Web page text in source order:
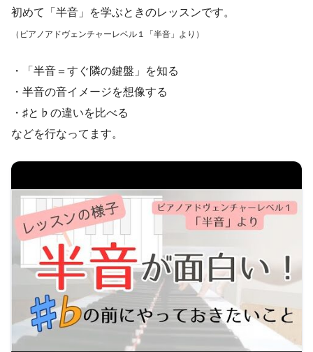
初めて「半音」を学ぶときのレッスンです。
（ピアノアドヴェンチャーレベル１「半音」より）
・「半音＝すぐ隣の鍵盤」を知る
・半音の音イメージを想像する
・♯と♭の違いを比べる
などを行なってます。